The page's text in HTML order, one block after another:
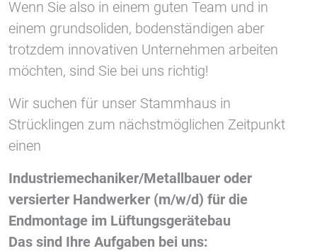
Wenn Sie also in einem guten Team und in
einem grundsoliden, bodenständigen aber
trotzdem innovativen Unternehmen arbeiten
möchten, sind Sie bei uns richtig!
Wir suchen für unser Stammhaus in
Strücklingen zum nächstmöglichen Zeitpunkt
einen
Industriemechaniker/Metallbauer oder
versierter Handwerker (m/w/d) für die
Endmontage im Lüftungsgerätebau
Das sind Ihre Aufgaben bei uns: